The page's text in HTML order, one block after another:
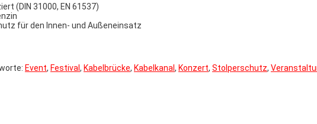
(DIN 31000, EN 61537)
für den Innen- und Außeneinsatz
Event, Festival , Kabelbrücke, Kabelkanal , Konzert, Stolperschutz,